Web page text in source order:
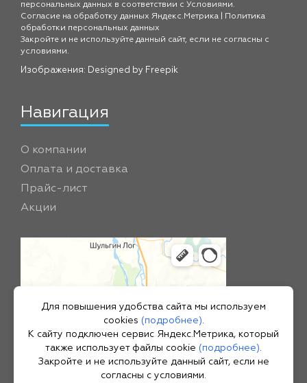
Для повышения удобства сайта мы используем
cookies (подробнее).
К сайту подключен сервис Яндекс.Метрика, который
также использует файлы cookie (подробнее).
Закройте и не используйте данный сайт, если не
согласны с условиями.
персональных данных в соответствии с Условиями.
Согласие на обработку данных Яндекс.Метрика
Политика
обработки персональных данных
Закройте и не используйте данный сайт, если не согласны с
условиями.
Изображения: Designed by Freepik
Навигация
О компании
Оплата и доставка
Прайс-лист
Акции